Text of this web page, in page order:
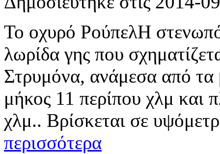
Το οχυρό ΡούπελΗ
λωρίδα γης που
Στρυμόνα, ανάμεσα από
μήκος 11 περίπου χλμ και
χλμ.. Βρίσκεται σε
περισσότερα